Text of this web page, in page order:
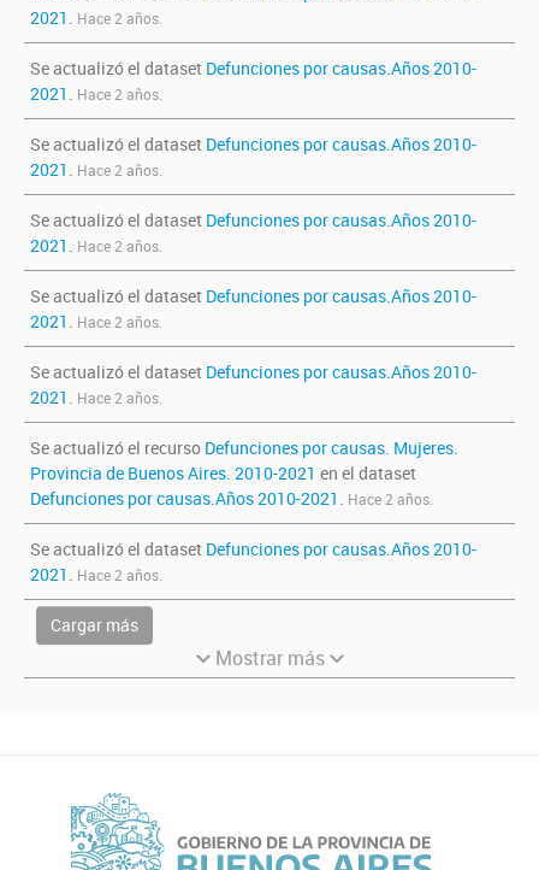
2021 . Hace 2 años.
Se actualizó el dataset Defunciones por causas.Años 2010-
2021 . Hace 2 años.
Se actualizó el dataset Defunciones por causas.Años 2010-
2021 . Hace 2 años.
Se actualizó el dataset Defunciones por causas.Años 2010-
2021 . Hace 2 años.
Se actualizó el dataset Defunciones por causas.Años 2010-
2021 . Hace 2 años.
Se actualizó el dataset Defunciones por causas.Años 2010-
2021 . Hace 2 años.
Se actualizó el recurso Defunciones por causas. Mujeres.
Provincia de Buenos Aires. 2010-2021 en el dataset
Defunciones por causas.Años 2010-2021 . Hace 2 años.
Se actualizó el dataset Defunciones por causas.Años 2010-
2021 . Hace 2 años.
Cargar más
Mostrar más